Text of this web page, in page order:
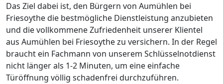
Das Ziel dabei ist, den Bürgern von Aumühlen bei
Friesoythe die bestmögliche Dienstleistung anzubieten
und die vollkommene Zufriedenheit unserer Klientel
aus Aumühlen bei Friesoythe zu versichern. In der Regel
braucht ein Fachmann von unserem Schlüsselnotdienst
nicht länger als 1-2 Minuten, um eine einfache
Türöffnung völlig schadenfrei durchzuführen.